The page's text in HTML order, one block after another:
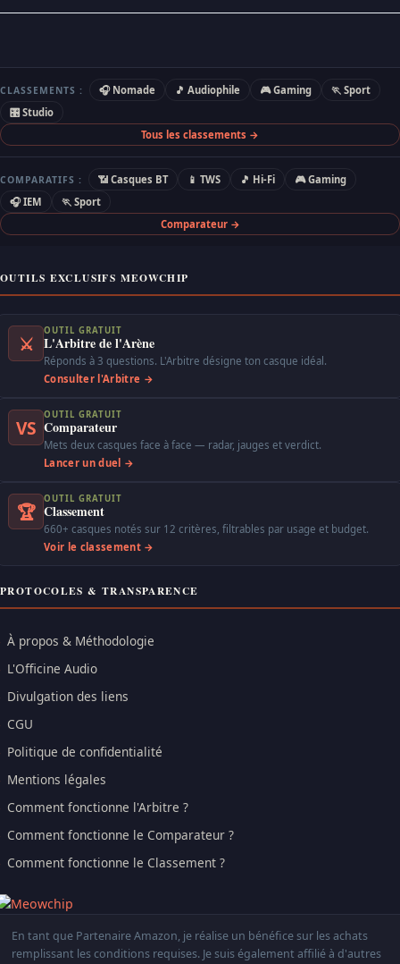
CLASSEMENTS : 🎧 Nomade 🎵 Audiophile 🎮 Gaming
🏃 Sport
🎛 Studio
Tous les classements →
COMPARATIFS : 📶 Casques BT 📱 TWS 🎵 Hi-Fi
🎮 Gaming
🎧 IEM
🏃 Sport
Comparateur →
OUTILS EXCLUSIFS MEOWCHIP
⚔
OUTIL GRATUIT
L'Arbitre de l'Arène
Réponds à 3 questions. L'Arbitre désigne ton casque idéal.
Consulter l'Arbitre →
VS
OUTIL GRATUIT
Comparateur
Mets deux casques face à face — radar, jauges et verdict.
Lancer un duel →
🏆
OUTIL GRATUIT
Classement
660+ casques notés sur 12 critères, filtrables par usage et budget.
Voir le classement →
PROTOCOLES & TRANSPARENCE
À propos & Méthodologie
L'Officine Audio
Divulgation des liens
CGU
Politique de confidentialité
Mentions légales
Comment fonctionne l'Arbitre ?
Comment fonctionne le Comparateur ?
Comment fonctionne le Classement ?
En tant que Partenaire Amazon, je réalise un bénéfice sur les achats
remplissant les conditions requises. Je suis également affilié à d'autres